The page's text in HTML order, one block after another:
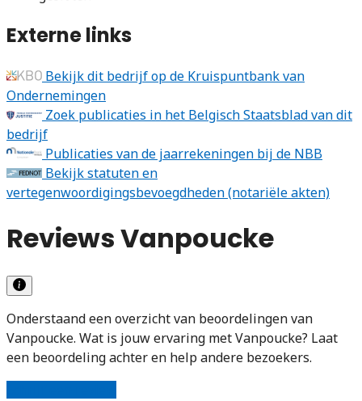
Externe links
Bekijk dit bedrijf op de Kruispuntbank van
Ondernemingen
Zoek publicaties in het Belgisch Staatsblad van dit
bedrijf
Publicaties van de jaarrekeningen bij de NBB
Bekijk statuten en
vertegenwoordigingsbevoegdheden (notariële akten)
Reviews Vanpoucke
Onderstaand een overzicht van beoordelingen van
Vanpoucke. Wat is jouw ervaring met Vanpoucke? Laat
een beoordeling achter en help andere bezoekers.